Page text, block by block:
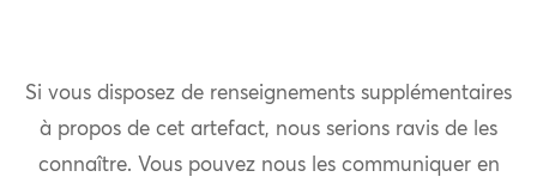
Si vous disposez de renseignements supplémentaires
à propos de cet artefact, nous serions ravis de les
connaître. Vous pouvez nous les communiquer en